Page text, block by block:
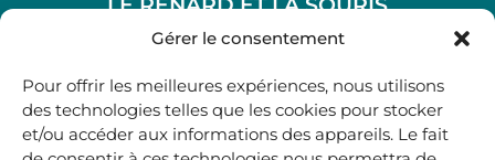
Gérer le consentement
Pour offrir les meilleures expériences, nous utilisons
des technologies telles que les cookies pour stocker
et/ou accéder aux informations des appareils. Le fait
48, rue Maubec 33210 LANGON
05 40 41 37 18
.